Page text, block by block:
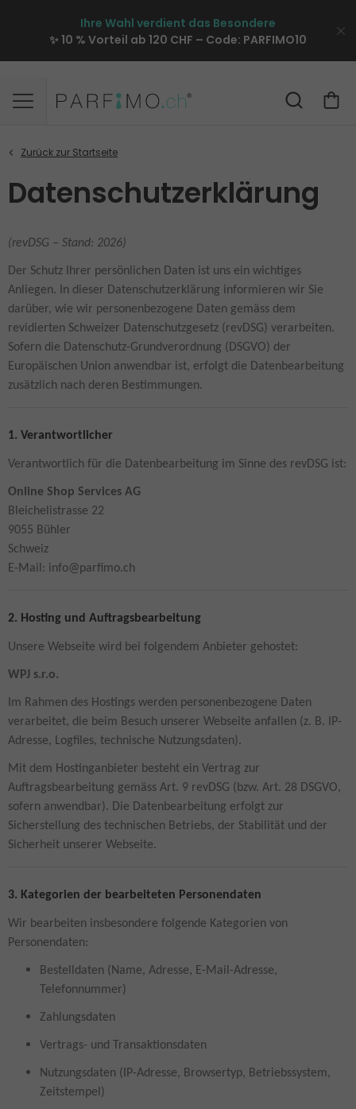
Ihre Wahl verdient das Besondere
✨ 10 % Vorteil ab 120 CHF – Code: PARFIMO10
Datenschutzerklärung
(revDSG – Stand: 2026)
Der Schutz Ihrer persönlichen Daten ist uns ein wichtiges
Anliegen. In dieser Datenschutzerklärung informieren wir Sie
darüber, wie wir personenbezogene Daten gemäss dem
revidierten Schweizer Datenschutzgesetz (revDSG) verarbeiten.
Sofern die Datenschutz-Grundverordnung (DSGVO) der
Europäischen Union anwendbar ist, erfolgt die Datenbearbeitung
zusätzlich nach deren Bestimmungen.
1. Verantwortlicher
Verantwortlich für die Datenbearbeitung im Sinne des revDSG ist:
Online Shop Services AG
Bleichelistrasse 22
9055 Bühler
Schweiz
E-Mail: info@parfimo.ch
2. Hosting und Auftragsbearbeitung
Unsere Webseite wird bei folgendem Anbieter gehostet:
WPJ s.r.o.
Im Rahmen des Hostings werden personenbezogene Daten
verarbeitet, die beim Besuch unserer Webseite anfallen (z. B. IP-
Adresse, Logfiles, technische Nutzungsdaten).
Mit dem Hostinganbieter besteht ein Vertrag zur
Auftragsbearbeitung gemäss Art. 9 revDSG (bzw. Art. 28 DSGVO,
sofern anwendbar). Die Datenbearbeitung erfolgt zur
Sicherstellung des technischen Betriebs, der Stabilität und der
Sicherheit unserer Webseite.
3. Kategorien der bearbeiteten Personendaten
Wir bearbeiten insbesondere folgende Kategorien von
Personendaten:
Bestelldaten (Name, Adresse, E-Mail-Adresse,
Telefonnummer)
Zahlungsdaten
Vertrags- und Transaktionsdaten
Nutzungsdaten (IP-Adresse, Browsertyp, Betriebssystem,
Zeitstempel)